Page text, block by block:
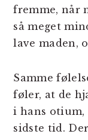
fremme, når
så meget
lave maden,
Samme
føler, at de
i hans otium,
sidste tid.